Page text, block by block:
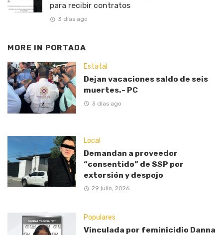
para recibir contratos
3 días ago
MORE IN PORTADA
Estatal
Dejan vacaciones saldo de seis
muertes.- PC
3 días ago
Local
Demandan a proveedor
“consentido” de SSP por
extorsión y despojo
29 julio, 2026
Populares
Vinculada por feminicidio Danna